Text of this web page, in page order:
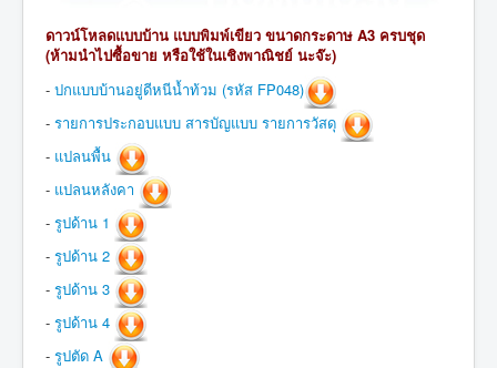
ดาวน์โหลดแบบบ้าน แบบพิมพ์เขียว ขนาดกระดาษ A3 ครบชุด
(ห้ามนำไปซื้อขาย หรือใช้ในเชิงพาณิชย์ นะจ๊ะ)
- ปกแบบบ้านอยู่ดีหนีน้ำท้วม (รหัส FP048)
- รายการประกอบแบบ สารบัญแบบ รายการวัสดุ
- แปลนพื้น
- แปลนหลังคา
- รูปด้าน 1
- รูปด้าน 2
- รูปด้าน 3
- รูปด้าน 4
- รูปตัด A